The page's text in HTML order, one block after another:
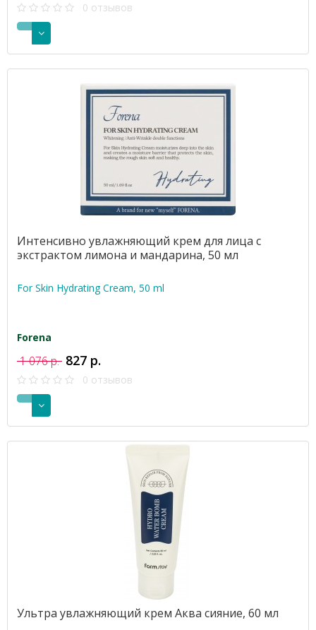
0 отзывов
Интенсивно увлажняющий крем для лица с
экстрактом лимона и мандарина, 50 мл
For Skin Hydrating Cream, 50 ml
Forena
1 076 р. 827 р.
0 отзывов
Ультра увлажняющий крем Аква сияние, 60 мл